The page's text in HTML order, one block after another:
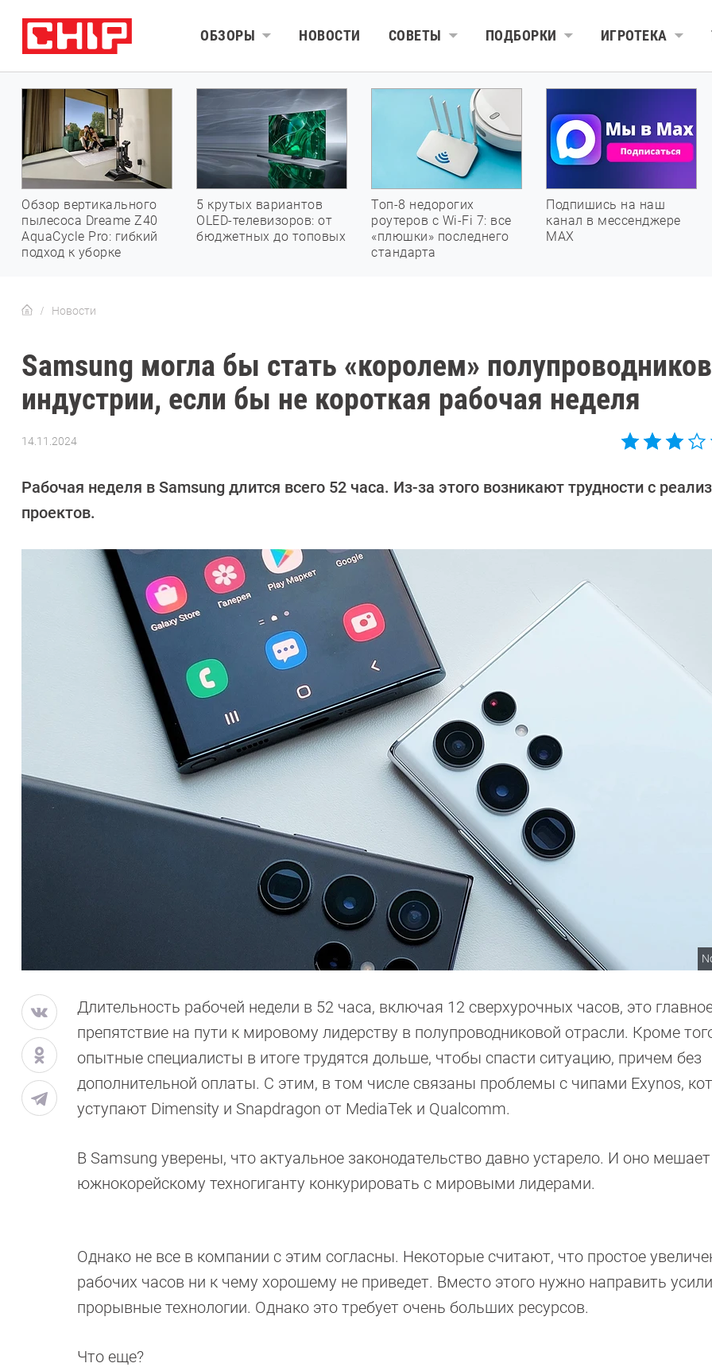
ОБЗОРЫ НОВОСТИ СОВЕТЫ ПОДБОРКИ ИГРОТЕКА
Обзор вертикального
пылесоса Dreame Z40
AquaCycle Pro: гибкий
подход к уборке
5 крутых вариантов
OLED-телевизоров: от
бюджетных до топовых
Топ-8 недорогих
роутеров с Wi-Fi 7: все
«плюшки» последнего
стандарта
Подпишись на наш
канал в мессенджере
МАХ
Новости
Samsung могла бы стать «королем»
индустрии, если бы не короткая рабочая неделя
14.11.2024
Калашников
Рабочая неделя в Samsung длится всего 52 часа. Из-за этого возникают трудности с
проектов.
Длительность рабочей недели в 52 часа, включая 12 сверхурочных часов, это
препятствие на пути к мировому лидерству в полупроводниковой отрасли. Кроме
опытные специалисты в итоге трудятся дольше, чтобы спасти ситуацию, причем без
дополнительной оплаты. С этим, в том числе связаны проблемы с чипами Exynos,
уступают Dimensity и Snapdragon от MediaTek и Qualcomm.
В Samsung уверены, что актуальное законодательство давно устарело. И оно мешает
южнокорейскому техногиганту конкурировать с мировыми лидерами.
Однако не все в компании с этим согласны. Некоторые считают, что простое
рабочих часов ни к чему хорошему не приведет. Вместо этого нужно направить
прорывные технологии. Однако это требует очень больших ресурсов.
Что еще?